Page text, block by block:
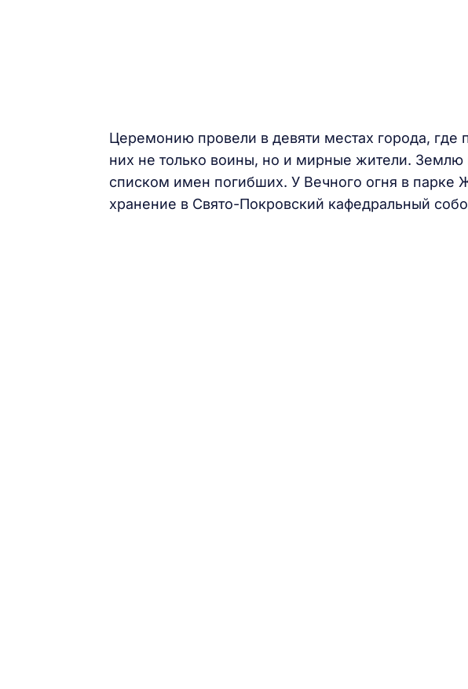
Церемонию провели в девяти местах города, где
них не только воины, но и мирные жители.
списком имен погибших. У Вечного огня в парке
хранение в Свято-Покровский кафедральный